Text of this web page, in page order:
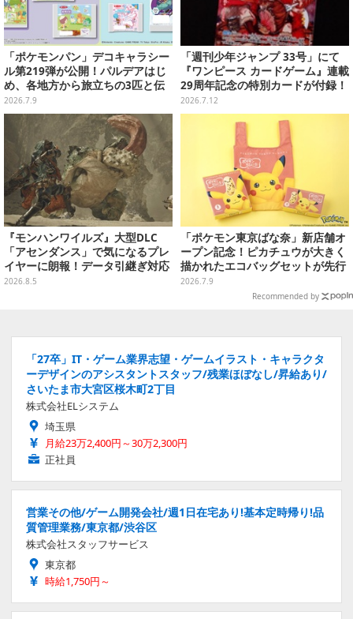
「ポケモンパン」デコキャラシー
ル第219弾が公開！パルデアはじ
め、各地方から旅立ちの3匹と伝
説のポケモンたち全21種ラインナ
ップ
2026.7.9
「週刊少年ジャンプ 33号」にて
『ワンピース カードゲーム』連載
29周年記念の特別カードが付録！
応募者全員サービスで“豪華版”も
手に入る
2026.7.12
『モンハンワイルズ』大型DLC
「アセンダンス」で気になるプレ
イヤーに朗報！データ引継ぎ対応
の「序盤体験版」が本日8月5日配
2026.8.5
「ポケモン東京ばな奈」新店舗オ
ープン記念！ピカチュウが大きく
描かれたエコバッグセットが先行
販売、 フレークシールシートプレ
2026.7.9
Recommended by
「27卒」IT・ゲーム業界志望・ゲームイラスト・キャラクタ
ーデザインのアシスタントスタッフ/残業ほぼなし/昇給あり/
さいたま市大宮区桜木町2丁目
株式会社ELシステム
埼玉県
月給23万2,400円～30万2,300円
正社員
営業その他/ゲーム開発会社/週1日在宅あり!基本定時帰り!品
質管理業務/東京都/渋谷区
株式会社スタッフサービス
東京都
時給1,750円～